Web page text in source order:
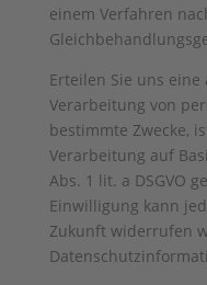
einem Verfahren
Erteilen Sie uns
Verarbeitung von
bestimmte Zwecke,
Verarbeitung auf
Abs. 1 lit. a DSGVO
Einwilligung kann
Zukunft widerrufen